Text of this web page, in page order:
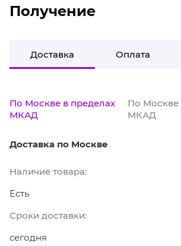
Получение
Доставка Оплата
По Москве в пределах
МКАД
По Москве
МКАД
Доставка по Москве
Наличие товара:
Есть
Сроки доставки:
сегодня